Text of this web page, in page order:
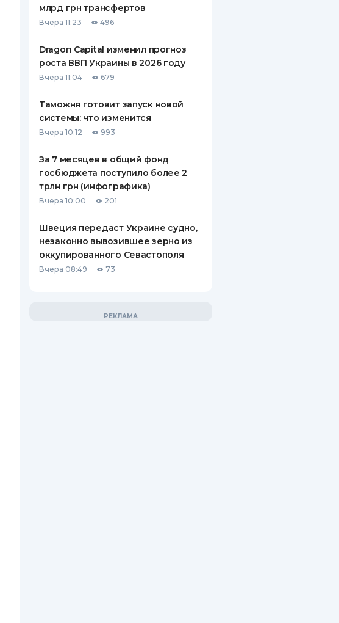
ПУТЕВОДИТЕЛИ ПО
ВСЕ СТРАХОВЫЕ ПОЛИСЫ
СТРАХОВЫЕ КОМПАНИИ
ОТЗЫВЫ О СТРАХОВЫХ
КОМПАНИЯХ
КОНТАКТЫ
млрд грн трансфертов
Вчера 11:23 496
Dragon Capital изменил прогноз
роста ВВП Украины в 2026 году
Вчера 11:04 679
Таможня готовит запуск новой
системы: что изменится
Вчера 10:12 993
За 7 месяцев в общий фонд
госбюджета поступило более 2
трлн грн (инфографика)
Вчера 10:00 201
Швеция передаст Украине судно,
незаконно вывозившее зерно из
оккупированного Севастополя
Вчера 08:49 73